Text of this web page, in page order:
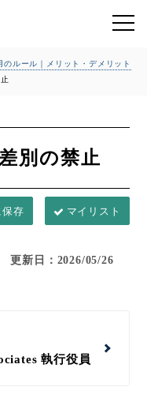
のルール｜メリット・デメリット
別の禁止
マイリスト
更新日：2026/05/26
執行役員